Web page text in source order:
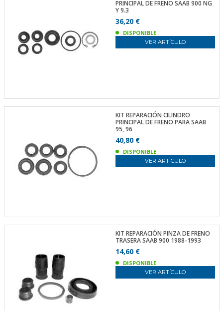
PRINCIPAL DE FRENO SAAB 900 NG
Y 9.3
36,20 €
DISPONIBLE
VER ARTÍCULO
KIT REPARACIÓN CILINDRO
PRINCIPAL DE FRENO PARA SAAB
95, 96
40,80 €
DISPONIBLE
VER ARTÍCULO
KIT REPARACIÓN PINZA DE FRENO
TRASERA SAAB 900 1988-1993
14,60 €
DISPONIBLE
VER ARTÍCULO